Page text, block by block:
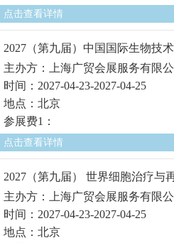
点击查看详情
2027（第九届）中国国际生物技
主办方：上海广贸会展服务有限公
时间：2027-04-23-2027-04-25
地点：北京
参展费1：
点击查看详情
2027（第九届） 世界细胞治疗与
主办方：上海广贸会展服务有限公
时间：2027-04-23-2027-04-25
地点：北京